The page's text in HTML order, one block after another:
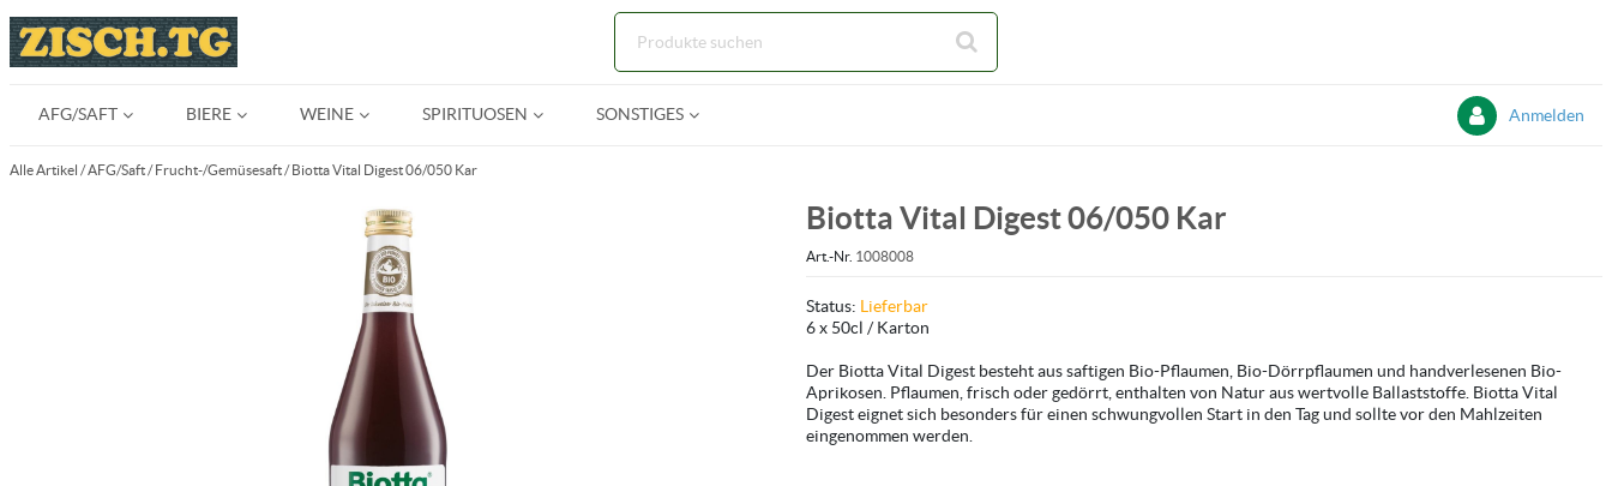
Zum Hauptinhalt springen
AFG/SAFT BIERE WEINE SPIRITUOSEN SONSTIGES Anmelden
Alle Artikel /AFG/Saft/ Frucht-/Gemüsesaft/ Biotta Vital Digest 06/050 Kar
Biotta Vital Digest 06/050 Kar
Art.-Nr. 1008008
Status: Lieferbar
6 x 50cl / Karton
Der Biotta Vital Digest besteht aus saftigen Bio-Pflaumen, Bio-Dörrpflaumen und handverlesenen Bio-
Aprikosen. Pflaumen, frisch oder gedörrt, enthalten von Natur aus wertvolle Ballaststoffe. Biotta Vital
Digest eignet sich besonders für einen schwungvollen Start in den Tag und sollte vor den Mahlzeiten
eingenommen werden.